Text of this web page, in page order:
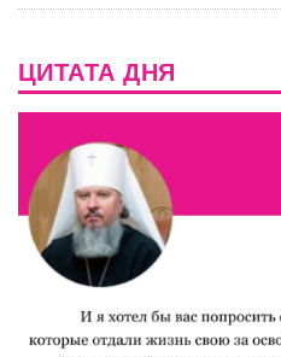
ЦИТАТА ДНЯ